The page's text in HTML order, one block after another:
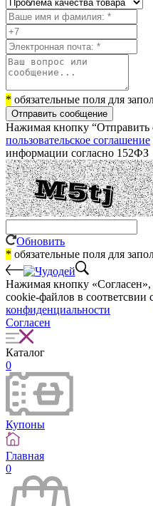
* обязательные поля для
Отправить сообщение
Нажимая кнопку
пользовательское соглашение
информации согласно 152ФЗ
Обновить
* обязательные поля для
Нажимая кнопку «Согласен»,
cookie-файлов в соответсвии
конфиденциальности
Согласен
Каталог
0
Купоны
Главная
0